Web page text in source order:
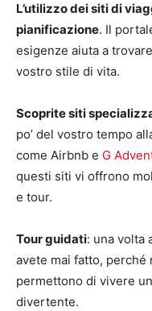
L’utilizzo dei siti di
pianificazione. Il
esigenze aiuta a
vostro stile di vita.
Scoprite siti
po’ del vostro tempo
come Airbnb e G
questi siti vi offrono
e tour.
Tour guidati: una volta
avete mai fatto,
permettono di vivere
divertente.